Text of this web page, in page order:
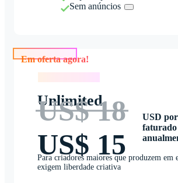
Sem anúncios
Unlimited
US$ 18
US$ 15
USD
faturado
Para criadores maiores que produzem em
exigem liberdade criativa